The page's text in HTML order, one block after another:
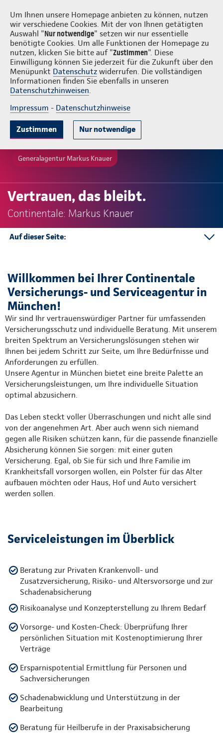
Um Ihnen unsere Homepage anbieten zu können, nutzen
wir verschiedene Cookies. Mit der von Ihnen getätigten
Auswahl "Nur notwendige" setzen wir nur essentielle
benötigte Cookies. Um alle Funktionen der Homepage zu
nutzen, klicken Sie bitte auf "Zustimmen". Diese
Einwilligung können Sie jederzeit für die Zukunft über den
Menüpunkt Datenschutz widerrufen. Die vollständigen
Informationen finden Sie ebenfalls in unseren
Datenschutzhinweisen.
Impressum - Datenschutzhinweise
Zustimmen Nur notwendige
Markus Knauer Login
Generalagentur Markus Knauer
Vertrauen, das bleibt.
Continentale: Markus Knauer
Auf dieser Seite:
Beratung München
Soziale Netzwerke
Kontakt
Mehr
Willkommen bei Ihrer Continentale
Versicherungs- und Serviceagentur in
München!
Wir sind Ihr vertrauenswürdiger Partner für umfassenden
Versicherungsschutz und individuelle Beratung. Mit unserem
breiten Spektrum an Versicherungslösungen stehen wir
Ihnen bei jedem Schritt zur Seite, um Ihre Bedürfnisse und
Anforderungen zu erfüllen.
Unsere Agentur in München bietet eine breite Palette an
Versicherungsleistungen, um Ihre individuelle Situation
optimal abzusichern.
Das Leben steckt voller Überraschungen und nicht alle sind
von der angenehmen Art. Aber auch wenn sich niemand
gegen alle Risiken schützen kann, für die passende finanzielle
Absicherung können Sie sorgen: mit einer guten
Versicherung. Egal, ob Sie für sich und Ihre Familie im
Krankheitsfall vorsorgen wollen, ein Polster für das Alter
aufbauen möchten oder Haus, Hof und Auto versichert
werden sollen.
Serviceleistungen im Überblick
Beratung zur Privaten Krankenvoll- und
Zusatzversicherung, Risiko- und Altersvorsorge und zur
Schadenabsicherung
Risikoanalyse und Konzepterstellung zu Ihrem Bedarf
Vorsorge- und Kosten-Check: Überprüfung Ihrer
persönlichen Situation mit Kostenoptimierung Ihrer
Verträge
Ersparnispotential Ermittlung für Personen und
Sachversicherungen
Schadenabwicklung und Unterstützung in der
Bearbeitung
Beratung für Heilberufe in der Praxisabsicherung